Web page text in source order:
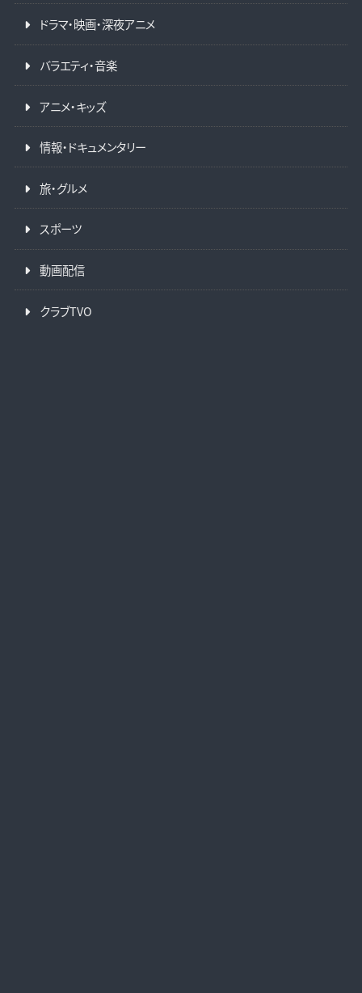
ドラマ・映画・深夜アニメ
バラエティ・音楽
アニメ・キッズ
情報・ドキュメンタリー
旅・グルメ
スポーツ
動画配信
クラブTVO